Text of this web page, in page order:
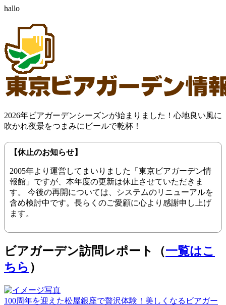
hallo
2026年ビアガーデンシーズンが始まりました！心地良い風に
吹かれ夜景をつまみにビールで乾杯！
【休止のお知らせ】
2005年より運営してまいりました「東京ビアガーデン情
報館」ですが、本年度の更新は休止させていただきま
す。 今後の再開については、システムのリニューアルを
含め検討中です。長らくのご愛顧に心より感謝申し上げ
ます。
ビアガーデン訪問レポート（一覧はこ
ちら ）
100周年を迎えた松屋銀座で贅沢体験！美しくなるビアガー